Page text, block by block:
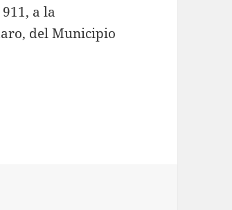
a la
del Municipio